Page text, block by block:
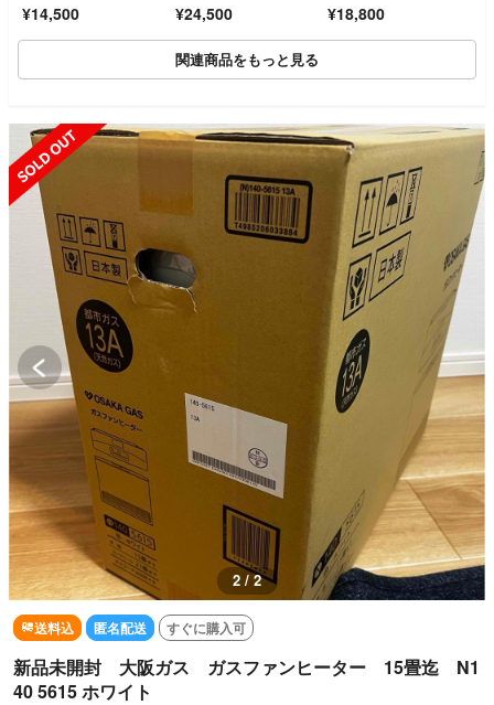
¥14,500 ¥24,500 ¥18,800
関連商品をもっと見る
SOLD OUT
2 / 2
送料込 匿名配送 すぐに購入可
新品未開封 大阪ガス ガスファンヒーター 15畳迄 N1
40 5615 ホワイト